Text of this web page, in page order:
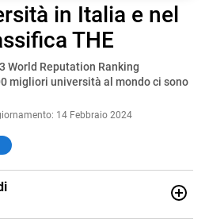
in Italia e nel
THE
World Reputation Ranking
migliori università al mondo ci sono
14 Febbraio 2024